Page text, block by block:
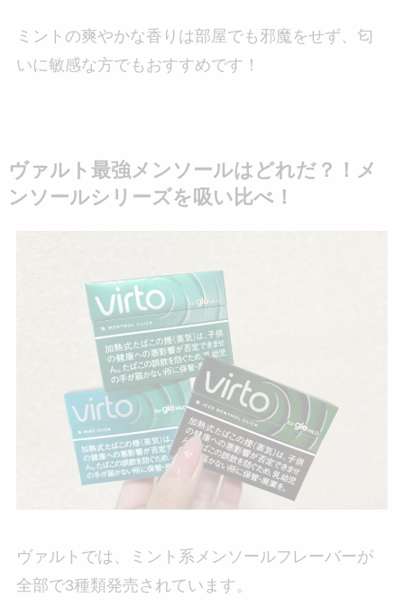
ミントの爽やかな香りは部屋でも邪魔をせず、匂
いに敏感な方でもおすすめです！
ヴァルト最強メンソールはどれだ？！メ
ンソールシリーズを吸い比べ！
ヴァルトでは、ミント系メンソールフレーバーが
全部で3種類発売されています。